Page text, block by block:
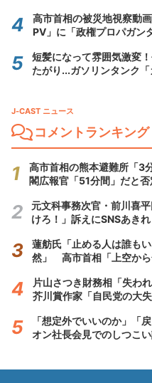
高市首相の被災地視察動
PV」に「政権プロパガン
短髪になって雰囲気激変
たがり...ガソリンタンク
J-CAST ニュース
コメントランキング
高市首相の熊本避難所「3
閣広報官「51分間」だと否
元文科事務次官・前川喜
けろ！」訴えにSNSあき
蓮舫氏「止める人は誰も
然」 高市首相「上空か
片山さつき財務相「失わ
芥川賞作家「自民党の大
「想定外でいいのか」「
オン社長会見でのしつこ